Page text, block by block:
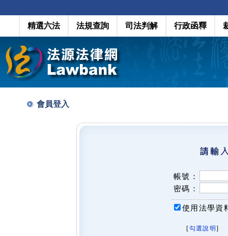
精選六法 法規查詢 司法判解 行政函釋
會員登入
帳號：
密碼：
使用法學資
[勾選說明 ]